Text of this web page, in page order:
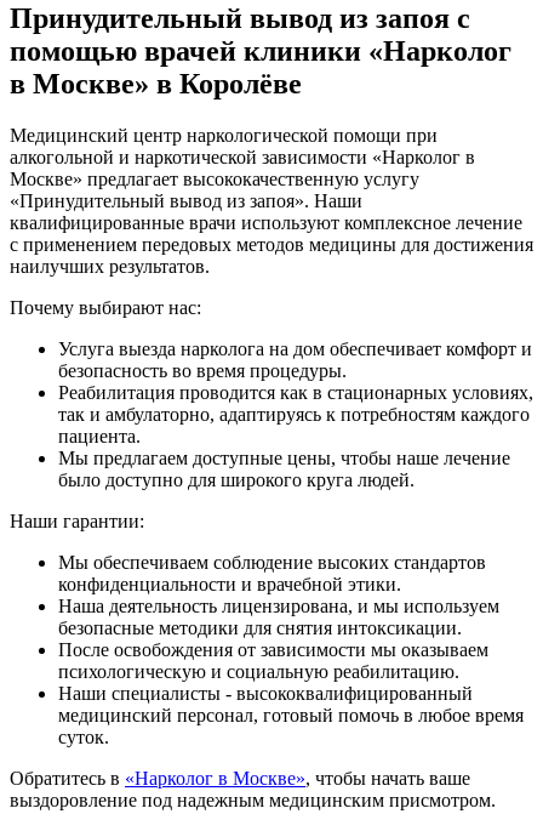
Принудительный вывод из запоя с
помощью врачей клиники «Нарколог
в Москве» в Королёве
Медицинский центр наркологической помощи при
алкогольной и наркотической зависимости «Нарколог в
Москве» предлагает высококачественную услугу
«Принудительный вывод из запоя». Наши
квалифицированные врачи используют комплексное лечение
с применением передовых методов медицины для достижения
наилучших результатов.
Почему выбирают нас:
Услуга выезда нарколога на дом обеспечивает комфорт и
безопасность во время процедуры.
Реабилитация проводится как в стационарных условиях,
так и амбулаторно, адаптируясь к потребностям каждого
пациента.
Мы предлагаем доступные цены, чтобы наше лечение
было доступно для широкого круга людей.
Наши гарантии:
Мы обеспечиваем соблюдение высоких стандартов
конфиденциальности и врачебной этики.
Наша деятельность лицензирована, и мы используем
безопасные методики для снятия интоксикации.
После освобождения от зависимости мы оказываем
психологическую и социальную реабилитацию.
Наши специалисты - высококвалифицированный
медицинский персонал, готовый помочь в любое время
суток.
Обратитесь в «Нарколог в Москве», чтобы начать ваше
выздоровление под надежным медицинским присмотром.